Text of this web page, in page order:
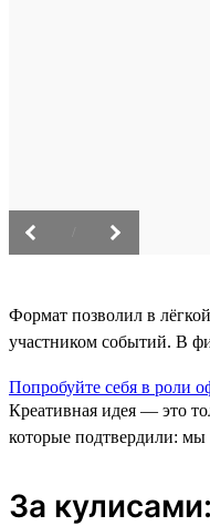
Формат позволил в
участником событий. В
Попробуйте себя в роли
Креативная идея — это
которые подтвердили:
За